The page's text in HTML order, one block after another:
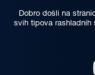
Dobro došli na
svih tipova rashladnih